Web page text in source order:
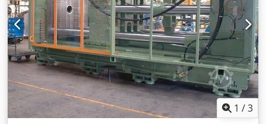
1 /3